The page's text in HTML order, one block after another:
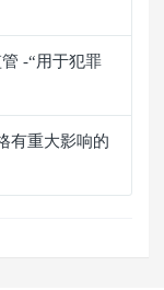
-“用于犯罪
有重大影响的